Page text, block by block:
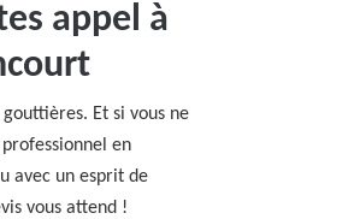
appel à
Et si vous ne
en
avec un esprit de
vous attend !